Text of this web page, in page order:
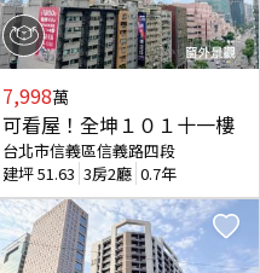
7,998萬
可看屋！全坤１０１十一樓
台北市信義區信義路四段
建坪51.63 3房2廳 0.7年